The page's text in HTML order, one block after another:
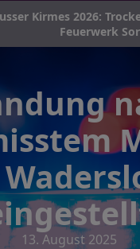
Kirmes 2026:
Feuerwerk
13. August 2025